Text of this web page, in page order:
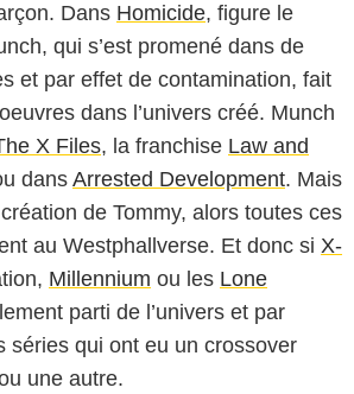
Dans Homicide, figure le
qui s’est promené dans de
et par effet de contamination, fait
dans l’univers créé. Munch
X Files, la franchise Law and
dans Arrested Development. Mais
de Tommy, alors toutes ces
au Westphallverse. Et donc si X-
Millennium ou les Lone
parti de l’univers et par
séries qui ont eu un crossover
une autre.